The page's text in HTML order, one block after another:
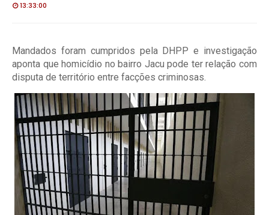
13:33:00
Mandados foram cumpridos pela DHPP e investigação
aponta que homicídio no bairro Jacu pode ter relação com
disputa de território entre facções criminosas.